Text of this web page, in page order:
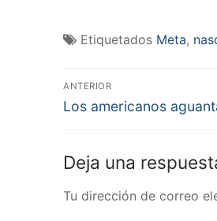
Etiquetados Meta,
Navegación
de
ANTERIOR
Entrada
Los americanos
Deja una
Tu dirección de correo